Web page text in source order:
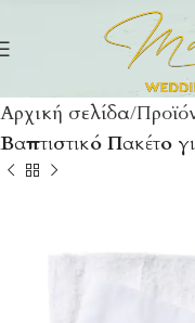
Αρχική σελίδα
Βαπτιστικό Πακέτο